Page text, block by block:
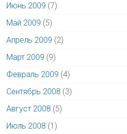
Июнь 2009 (7)
Май 2009 (5)
Апрель 2009 (2)
Март 2009 (9)
Февраль 2009 (4)
Сентябрь 2008 (3)
Август 2008 (5)
Июль 2008 (1)